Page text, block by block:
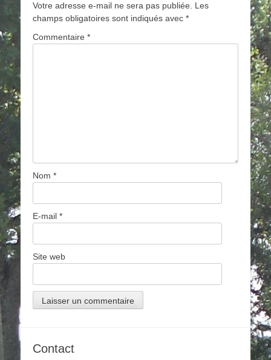
Votre adresse e-mail ne sera pas publiée.
Les
champs obligatoires sont indiqués avec *
Commentaire *
Nom *
E-mail *
Site web
Contact